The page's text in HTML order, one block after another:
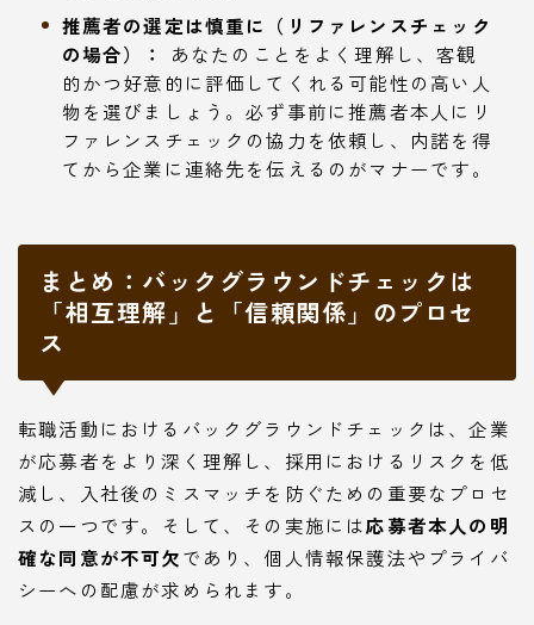
推薦者の選定は慎重に（リファレンスチェック
の場合）：
あなたのことをよく理解し、客観
的かつ好意的に評価してくれる可能性の高い人
物を選びましょう。必ず事前に推薦者本人にリ
ファレンスチェックの協力を依頼し、内諾を得
てから企業に連絡先を伝えるのがマナーです。
まとめ：バックグラウンドチェックは
「相互理解」と「信頼関係」のプロセ
ス
転職活動におけるバックグラウンドチェックは、企業
が応募者をより深く理解し、採用におけるリスクを低
減し、入社後のミスマッチを防ぐための重要なプロセ
スの一つです。そして、その実施には応募者本人の明
確な同意が不可欠であり、個人情報保護法やプライバ
シーへの配慮が求められます。